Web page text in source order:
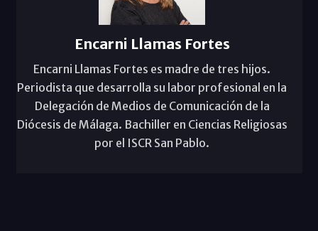
Encarni Llamas Fortes
Encarni Llamas Fortes es madre de tres hijos.
Periodista que desarrolla su labor profesional en la
Delegación de Medios de Comunicación de la
Diócesis de Málaga. Bachiller en Ciencias Religiosas
por el ISCR San Pablo.